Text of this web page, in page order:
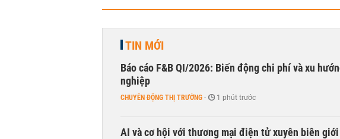
TIN MỚI
Báo cáo F&B QI/2026: Biến động chi phí và xu
nghiệp
CHUYỂN ĐỘNG THỊ TRƯỜNG - 1 phút trước
AI và cơ hội với thương mại điện tử xuyên biên giới